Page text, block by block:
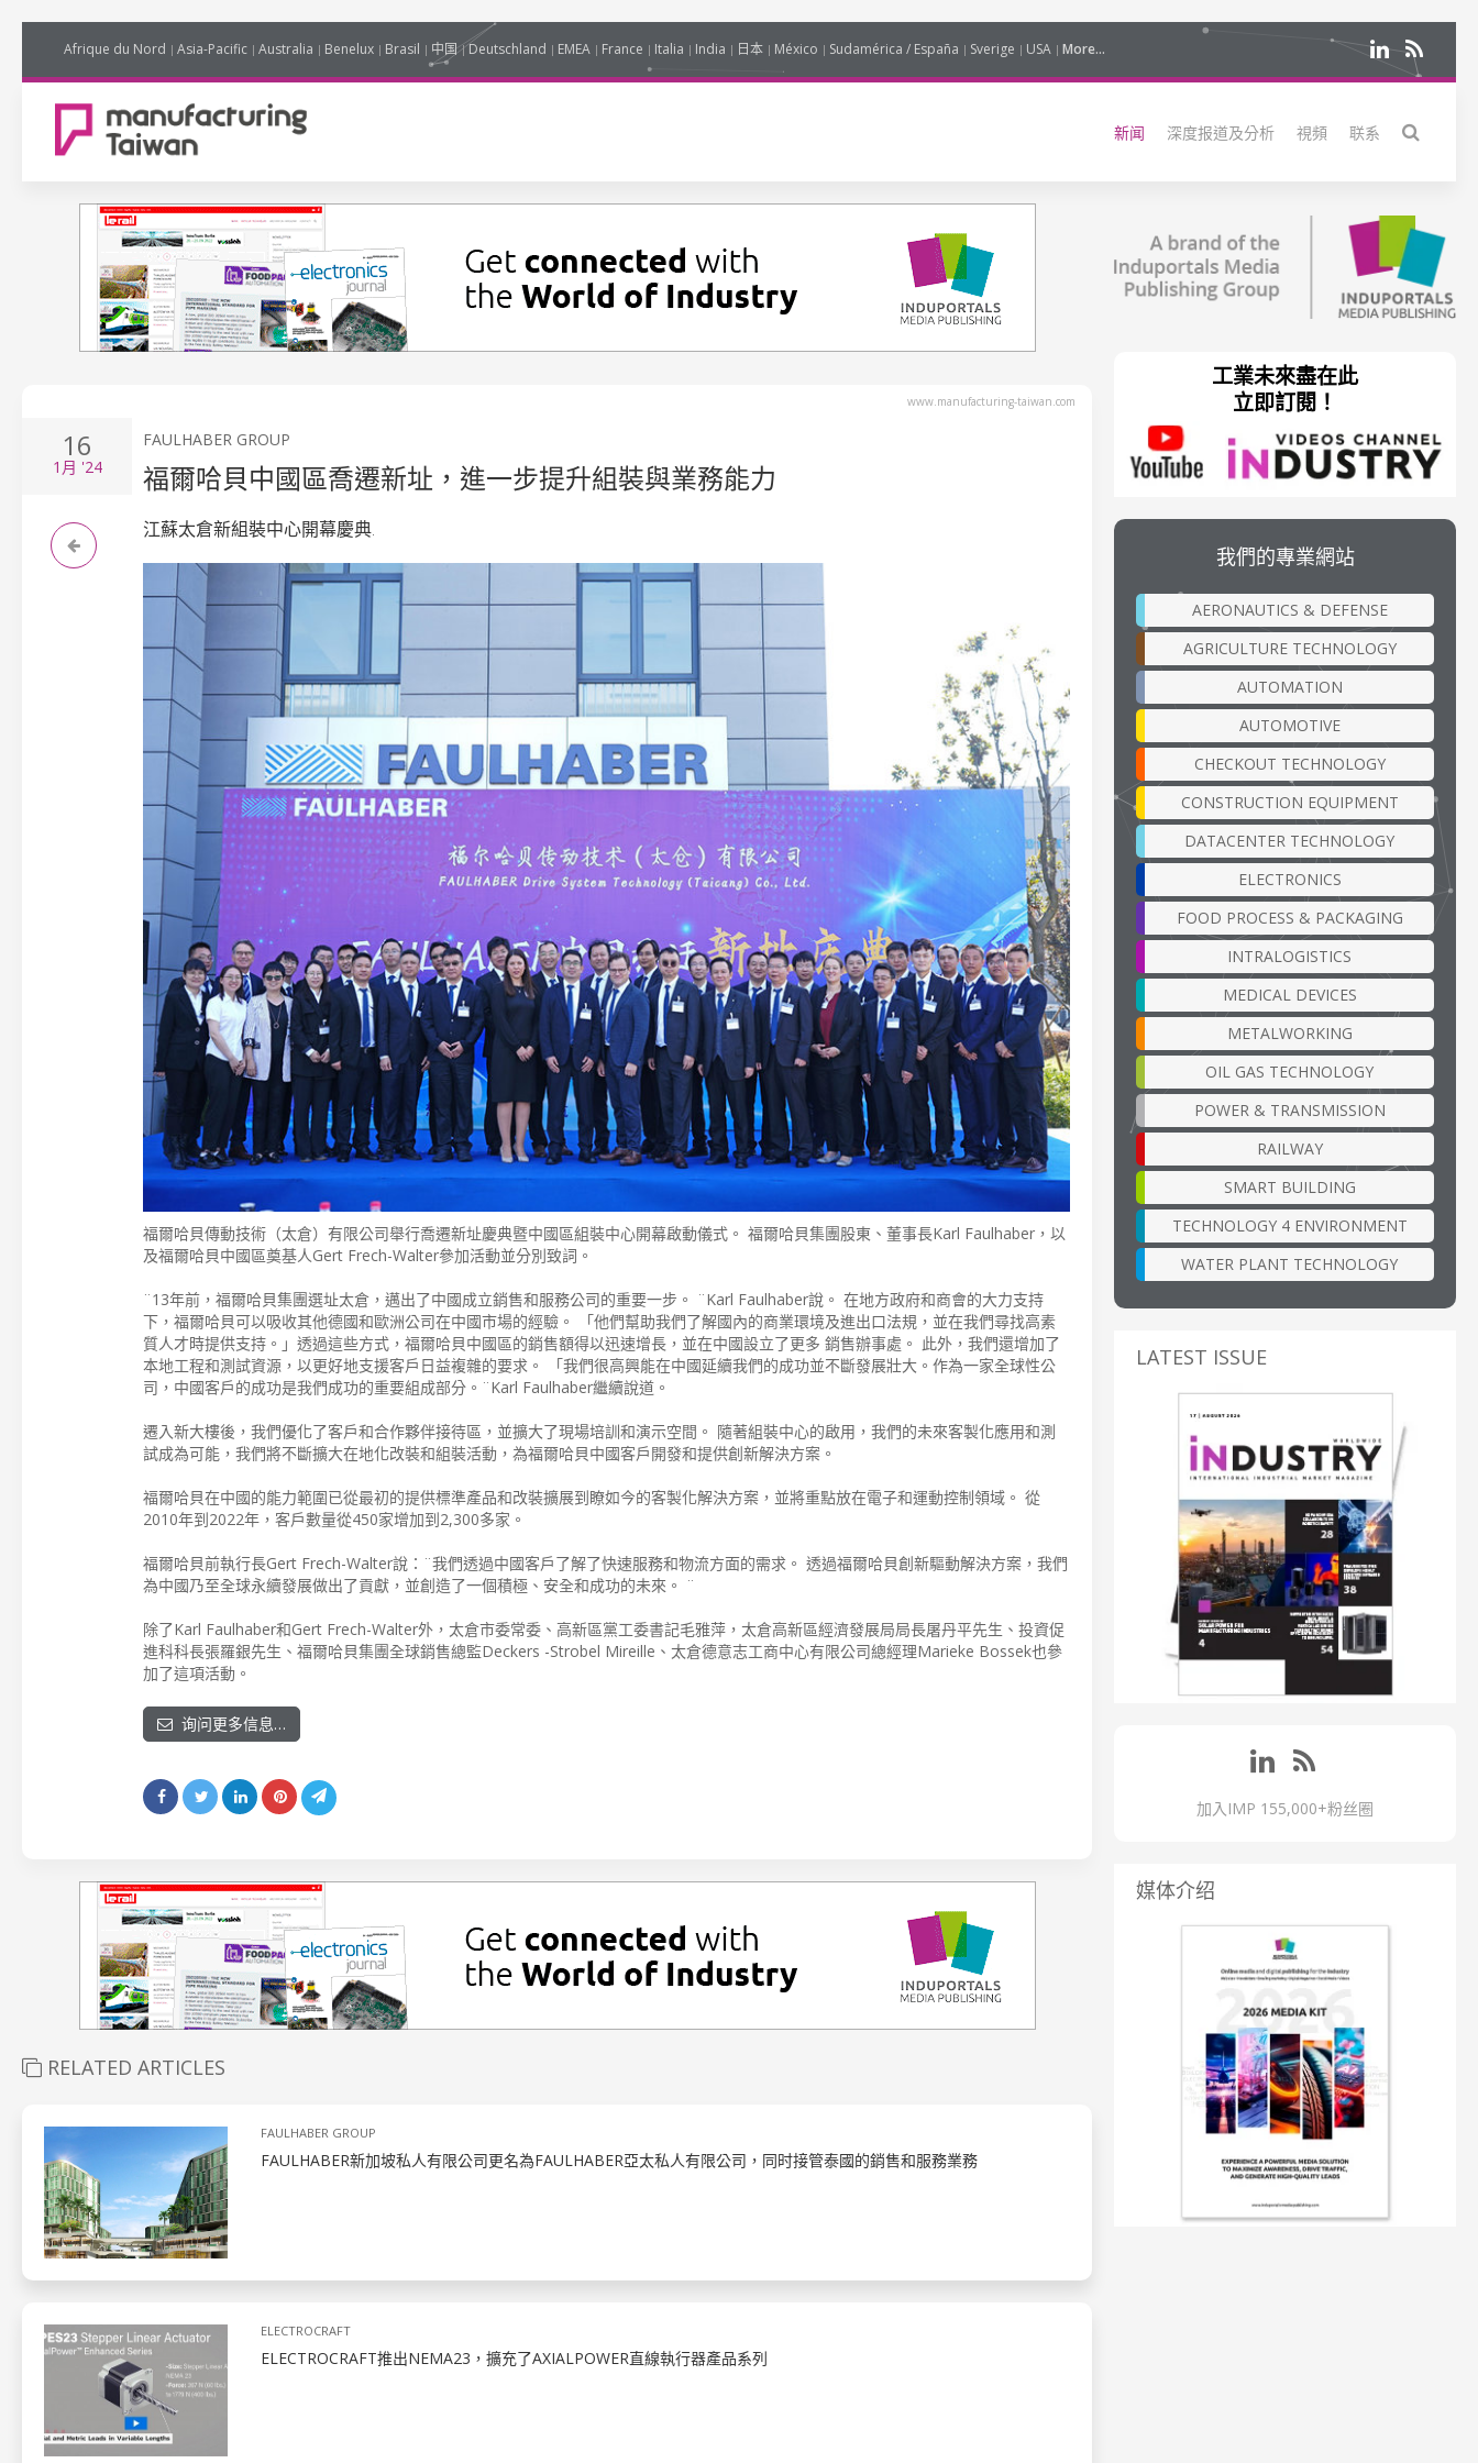
Afrique du Nord Asia-Pacific Australia Benelux Brasil 中国 Deutschland EMEA France Italia India 日本 México Sudamérica / España Sverige USA More...
新闻 深度报道及分析 視頻 联系
www.manufacturing-taiwan.com
16
1月 '24
FAULHABER GROUP
福爾哈貝中國區喬遷新址，進一步提升組裝與業務能力
江蘇太倉新組裝中心開幕慶典.
福爾哈貝傳動技術（太倉）有限公司舉行喬遷新址慶典暨中國區組裝中心開幕啟動儀式。 福爾哈貝集團股東、董事長Karl Faulhaber，以
及福爾哈貝中國區奠基人Gert Frech-Walter參加活動並分別致詞。
¨13年前，福爾哈貝集團選址太倉，邁出了中國成立銷售和服務公司的重要一步。 ¨Karl Faulhaber說。 在地方政府和商會的大力支持
下，福爾哈貝可以吸收其他德國和歐洲公司在中國市場的經驗。 「他們幫助我們了解國內的商業環境及進出口法規，並在我們尋找高素
質人才時提供支持。」透過這些方式，福爾哈貝中國區的銷售額得以迅速增長，並在中國設立了更多 銷售辦事處。 此外，我們還增加了
本地工程和測試資源，以更好地支援客戶日益複雜的要求。 「我們很高興能在中國延續我們的成功並不斷發展壯大。作為一家全球性公
司，中國客戶的成功是我們成功的重要組成部分。¨Karl Faulhaber繼續說道。
遷入新大樓後，我們優化了客戶和合作夥伴接待區，並擴大了現場培訓和演示空間。 隨著組裝中心的啟用，我們的未來客製化應用和測
試成為可能，我們將不斷擴大在地化改裝和組裝活動，為福爾哈貝中國客戶開發和提供創新解決方案。
福爾哈貝在中國的能力範圍已從最初的提供標準產品和改裝擴展到瞭如今的客製化解決方案，並將重點放在電子和運動控制領域。 從
2010年到2022年，客戶數量從450家增加到2,300多家。
福爾哈貝前執行長Gert Frech-Walter說：¨我們透過中國客戶了解了快速服務和物流方面的需求。 透過福爾哈貝創新驅動解決方案，我們
為中國乃至全球永續發展做出了貢獻，並創造了一個積極、安全和成功的未來。 ¨
除了Karl Faulhaber和Gert Frech-Walter外，太倉市委常委、高新區黨工委書記毛雅萍，太倉高新區經濟發展局局長屠丹平先生、投資促
進科科長張羅銀先生、福爾哈貝集團全球銷售總監Deckers -Strobel Mireille、太倉德意志工商中心有限公司總經理Marieke Bossek也參
加了這項活動。
询问更多信息…
RELATED ARTICLES
FAULHABER GROUP
FAULHABER新加坡私人有限公司更名為FAULHABER亞太私人有限公司，同时接管泰國的銷售和服務業務
ELECTROCRAFT
ELECTROCRAFT推出NEMA23，擴充了AXIALPOWER直線執行器產品系列
工業未來盡在此
立即訂閱！
我們的專業網站
AERONAUTICS & DEFENSE
AGRICULTURE TECHNOLOGY
AUTOMATION
AUTOMOTIVE
CHECKOUT TECHNOLOGY
CONSTRUCTION EQUIPMENT
DATACENTER TECHNOLOGY
ELECTRONICS
FOOD PROCESS & PACKAGING
INTRALOGISTICS
MEDICAL DEVICES
METALWORKING
OIL GAS TECHNOLOGY
POWER & TRANSMISSION
RAILWAY
SMART BUILDING
TECHNOLOGY 4 ENVIRONMENT
WATER PLANT TECHNOLOGY
LATEST ISSUE
加入IMP 155,000+粉丝圈
媒体介绍